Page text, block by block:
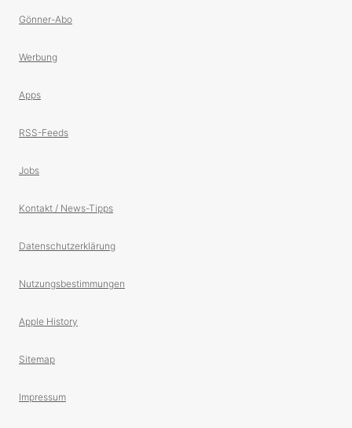
Gönner-Abo
Werbung
Apps
RSS-Feeds
Jobs
Kontakt / News-Tipps
Datenschutzerklärung
Nutzungsbestimmungen
Apple History
Sitemap
Impressum